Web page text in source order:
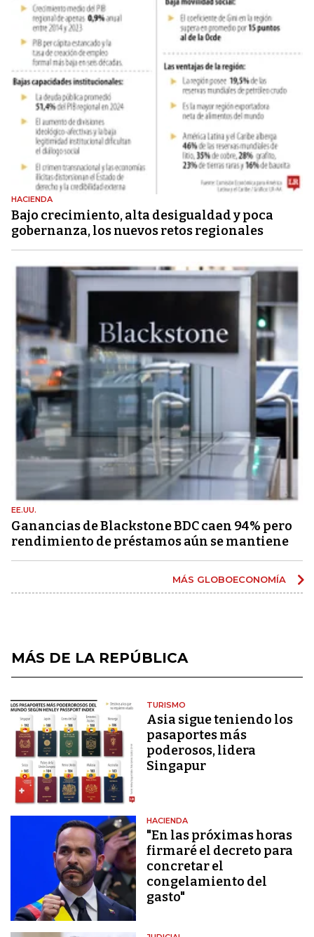
HACIENDA
Bajo crecimiento, alta desigualdad y poca
gobernanza, los nuevos retos regionales
EE.UU.
Ganancias de Blackstone BDC caen 94% pero
rendimiento de préstamos aún se mantiene
MÁS GLOBOECONOMÍA
MÁS DE LA REPÚBLICA
TURISMO
Asia sigue teniendo los
pasaportes más
poderosos, lidera
Singapur
HACIENDA
"En las próximas horas
firmaré el decreto para
concretar el
congelamiento del
gasto"